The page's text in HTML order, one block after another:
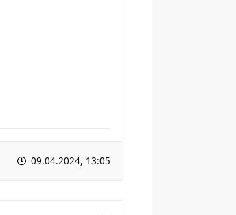
09.04.2024, 13:05